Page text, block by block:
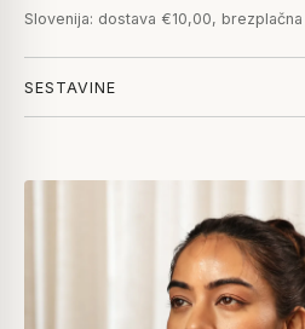
Slovenija: dostava €10,00,
SESTAVINE